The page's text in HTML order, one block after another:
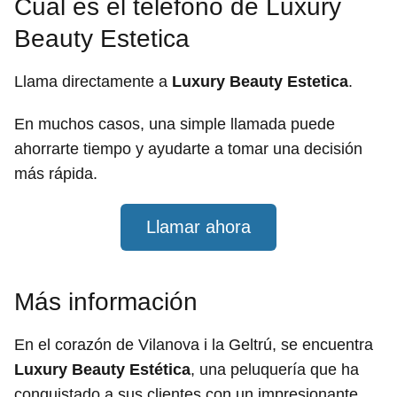
Cuál es el teléfono de Luxury
Beauty Estetica
Llama directamente a Luxury Beauty Estetica.
En muchos casos, una simple llamada puede
ahorrarte tiempo y ayudarte a tomar una decisión
más rápida.
Llamar ahora
Más información
En el corazón de Vilanova i la Geltrú, se encuentra
Luxury Beauty Estética, una peluquería que ha